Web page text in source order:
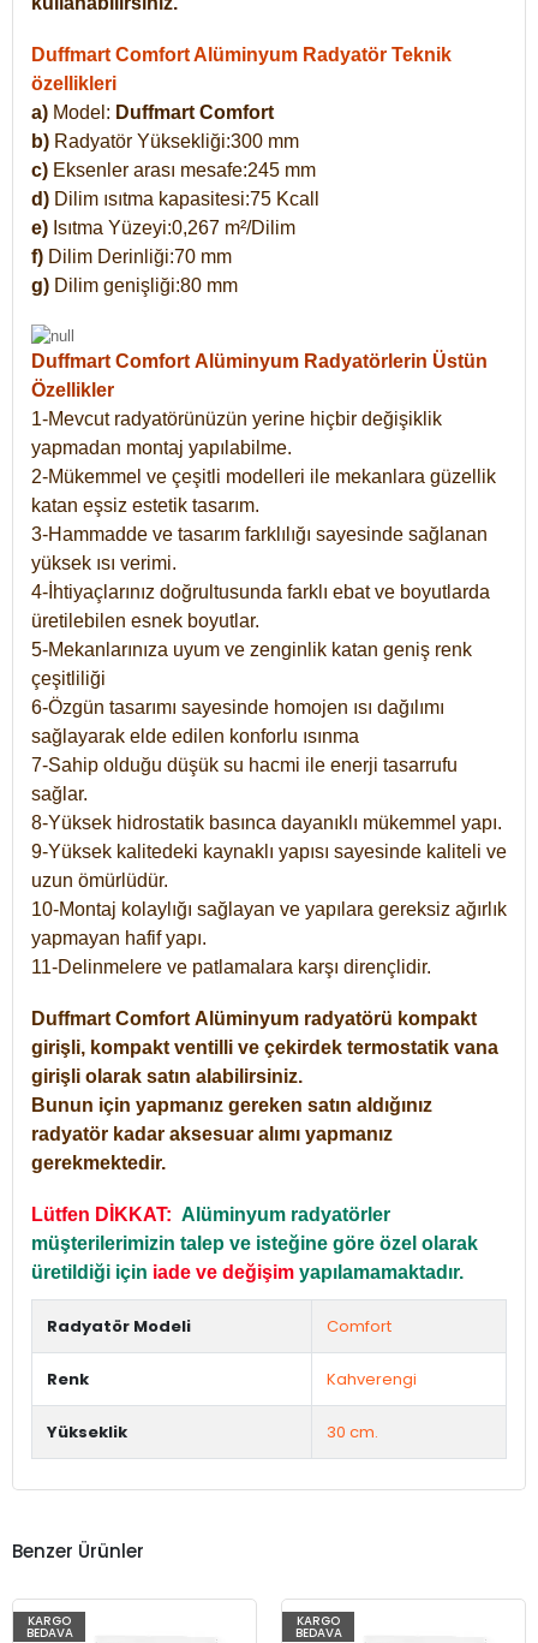
Duffmart Comfort Alüminyum Radyatör Teknik
özellikleri
a) Model: Duffmart Comfort
b) Radyatör Yüksekliği:300 mm
c) Eksenler arası mesafe:245 mm
d) Dilim ısıtma kapasitesi:75 Kcall
e) Isıtma Yüzeyi:0,267 m²/Dilim
f) Dilim Derinliği:70 mm
g) Dilim genişliği:80 mm
Duffmart Comfort Alüminyum Radyatörlerin Üstün
Özellikler
1-Mevcut radyatörünüzün yerine hiçbir değişiklik
yapmadan montaj yapılabilme.
2-Mükemmel ve çeşitli modelleri ile mekanlara güzellik
katan eşsiz estetik tasarım.
3-Hammadde ve tasarım farklılığı sayesinde sağlanan
yüksek ısı verimi.
4-İhtiyaçlarınız doğrultusunda farklı ebat ve boyutlarda
üretilebilen esnek boyutlar.
5-Mekanlarınıza uyum ve zenginlik katan geniş renk
çeşitliliği
6-Özgün tasarımı sayesinde homojen ısı dağılımı
sağlayarak elde edilen konforlu ısınma
7-Sahip olduğu düşük su hacmi ile enerji tasarrufu
sağlar.
8-Yüksek hidrostatik basınca dayanıklı mükemmel yapı.
9-Yüksek kalitedeki kaynaklı yapısı sayesinde kaliteli ve
uzun ömürlüdür.
10-Montaj kolaylığı sağlayan ve yapılara gereksiz ağırlık
yapmayan hafif yapı.
11-Delinmelere ve patlamalara karşı dirençlidir.
Duffmart Comfort Alüminyum radyatörü kompakt
girişli, kompakt ventilli ve çekirdek termostatik vana
girişli olarak satın alabilirsiniz.
Bunun için yapmanız gereken satın aldığınız
radyatör kadar aksesuar alımı yapmanız
gerekmektedir.
Lütfen DİKKAT: Alüminyum radyatörler
müşterilerimizin talep ve isteğine göre özel olarak
üretildiği için iade ve değişim yapılamamaktadır.
Radyatör Modeli Comfort
Renk Kahverengi
Yükseklik 30 cm.
Benzer Ürünler
KARGO
BEDAVA
KARGO
BEDAVA